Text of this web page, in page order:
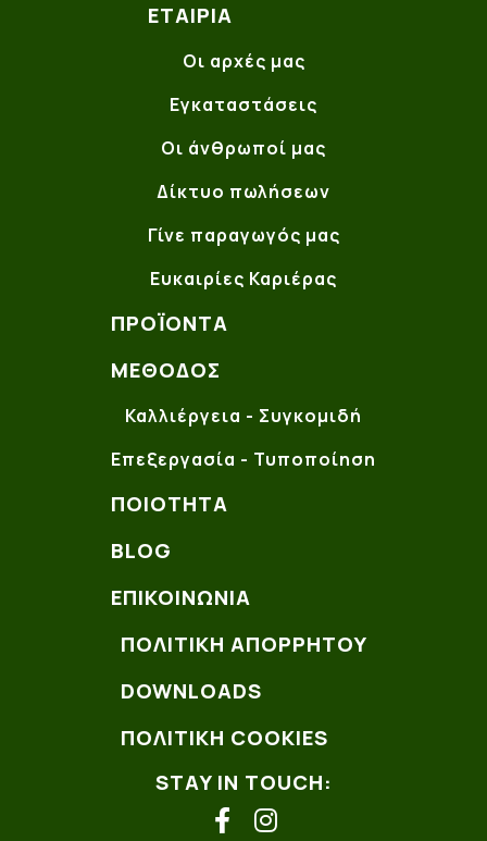
ΕΤΑΙΡΊΑ
Οι αρχές μας
Εγκαταστάσεις
Οι άνθρωποί μας
Δίκτυο πωλήσεων
Γίνε παραγωγός μας
Ευκαιρίες Καριέρας
ΠΡΟΪΌΝΤΑ
ΜΈΘΟΔΟΣ
Καλλιέργεια - Συγκομιδή
Επεξεργασία - Τυποποίηση
ΠΟΙΌΤΗΤΑ
BLOG
ΕΠΙΚΟΙΝΩΝΊΑ
ΠΟΛΙΤΙΚΗ ΑΠΟΡΡΗΤΟΥ
DOWNLOADS
ΠΟΛΙΤΙΚΗ COOKIES
STAY IN TOUCH: